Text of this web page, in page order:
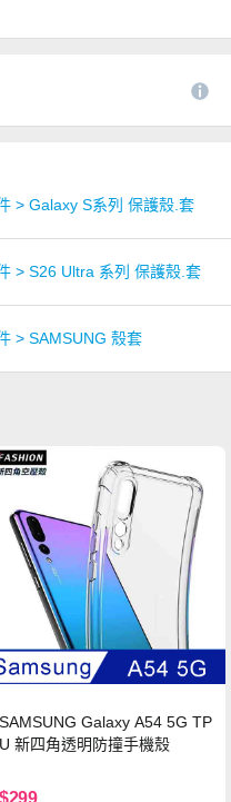
> Galaxy S系列 保護殼.套
> S26 Ultra 系列 保護殼.套
> SAMSUNG 殼套
SAMSUNG Galaxy A54 5G TP
U 新四角透明防撞手機殼
$299